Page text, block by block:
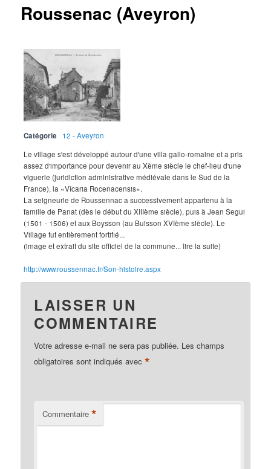
Roussenac (Aveyron)
Catégorie
12 - Aveyron
Le village s'est développé autour d'une villa gallo-romaine et a pris
assez d'importance pour devenir au Xème siècle le chef-lieu d'une
viguerie (juridiction administrative médiévale dans le Sud de la
France), la «Vîcaria Rocenacensis».
La seigneurie de Roussennac a successivement appartenu à la
famille de Panat (dès le début du XIIIème siècle), puis à Jean Segui
(1501 - 1506) et aux Boysson (au Buisson XVIème siècle). Le
Village fut entièrement fortifié...
(image et extrait du site officiel de la commune... lire la suite)
http://www.roussennac.fr/Son-histoire.aspx
LAISSER UN
COMMENTAIRE
Votre adresse e-mail ne sera pas publiée. Les champs
obligatoires sont indiqués avec*
Commentaire *